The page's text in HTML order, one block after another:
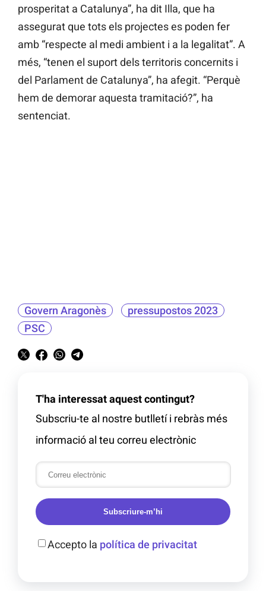
prosperitat a Catalunya”, ha dit Illa, que ha
assegurat que tots els projectes es poden fer
amb “respecte al medi ambient i a la legalitat”. A
més, “tenen el suport dels territoris concernits i
del Parlament de Catalunya”, ha afegit. “Perquè
hem de demorar aquesta tramitació?”, ha
sentenciat.
Govern Aragonès
pressupostos 2023
PSC
T'ha interessat aquest contingut?
Subscriu-te al nostre butlletí i rebràs més
informació al teu correu electrònic
Subscriure-m’hi
Accepto la política de privacitat